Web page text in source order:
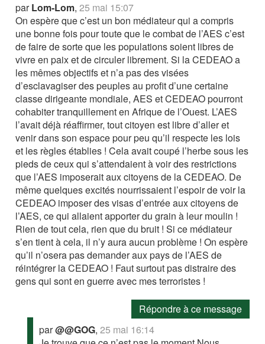
parLom-Lom,25 mai 15:07
On espère que c’est un bon médiateur qui a compris
une bonne fois pour toute que le combat de l’AES c’est
de faire de sorte que les populations soient libres de
vivre en paix et de circuler librement. Si la CEDEAO a
les mêmes objectifs et n’a pas des visées
d’esclavagiser des peuples au profit d’une certaine
classe dirigeante mondiale, AES et CEDEAO pourront
cohabiter tranquillement en Afrique de l’Ouest. L’AES
l’avait déjà réaffirmer, tout citoyen est libre d’aller et
venir dans son espace pour peu qu’il respecte les lois
et les règles établies ! Cela avait coupé l’herbe sous les
pieds de ceux qui s’attendaient à voir des restrictions
que l’AES imposerait aux citoyens de la CEDEAO. De
même quelques excités nourrissaient l’espoir de voir la
CEDEAO imposer des visas d’entrée aux citoyens de
l’AES, ce qui allaient apporter du grain à leur moulin !
Rien de tout cela, rien que du bruit ! Si ce médiateur
s’en tient à cela, il n’y aura aucun problème ! On espère
qu’il n’osera pas demander aux pays de l’AES de
réintégrer la CEDEAO ! Faut surtout pas distraire des
gens qui sont en guerre avec mes terroristes !
Répondre à ce message
par@@GOG,25 mai 16:14